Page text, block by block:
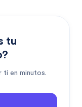
tu
ti en minutos.